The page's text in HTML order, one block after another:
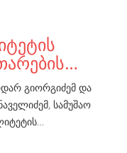
გიორგიძემ და
სამუშაო